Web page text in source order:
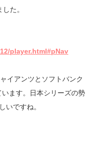
た。
player.html#pNav
イアンツとソフトバンク
ます。日本シリーズの勢
いですね。